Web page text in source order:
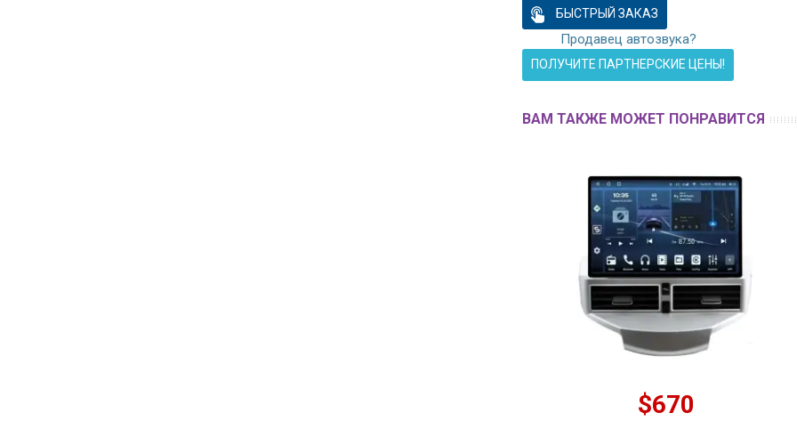
БЫСТРЫЙ ЗАКАЗ
Продавец автозвука?
ПОЛУЧИТЕ ПАРТНЕРСКИЕ ЦЕНЫ!
ВАМ ТАКЖЕ МОЖЕТ ПОНРАВИТСЯ
$670